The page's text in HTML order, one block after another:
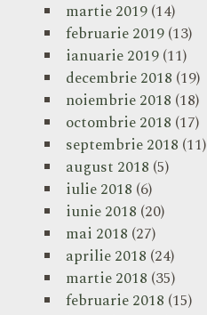
martie 2019(14)
februarie 2019(13)
ianuarie 2019(11)
decembrie 2018 (19)
noiembrie 2018 (18)
octombrie 2018 (17)
septembrie 2018 (11)
august 2018 (5)
iulie 2018 (6)
iunie 2018 (20)
mai 2018 (27)
aprilie 2018 (24)
martie 2018 (35)
februarie 2018 (15)